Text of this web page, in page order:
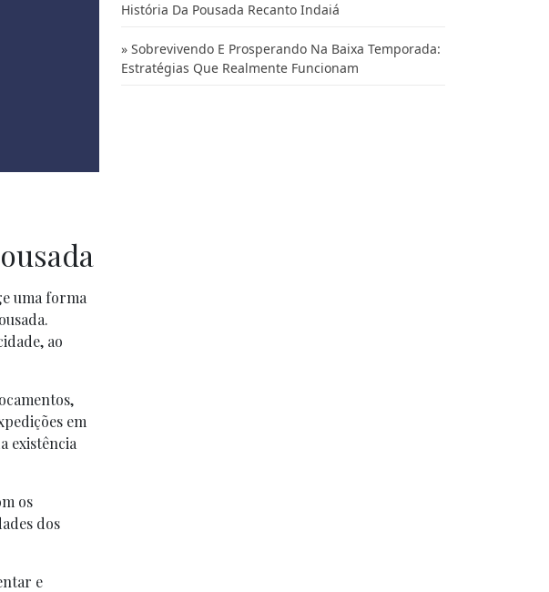
uma forma
ao
em
existência
os
dos
e
História Da Pousada Recanto Indaiá
Sobrevivendo E Prosperando Na Baixa Temporada:
Estratégias Que Realmente Funcionam